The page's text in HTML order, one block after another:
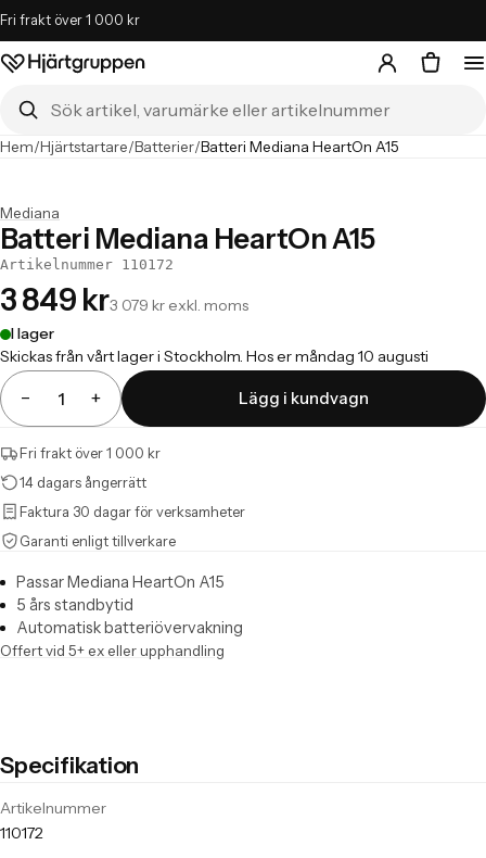
Fri frakt över 1 000 kr
Hjärtgruppen – startsida
Hem/Hjärtstartare/Batterier/Batteri Mediana HeartOn A15
Mediana
Batteri Mediana HeartOn A15
Artikelnummer 110172
3 849 kr3 079 kr exkl. moms
I lager
Skickas från vårt lager i Stockholm. Hos er måndag 10 augusti
− + Lägg i kundvagn
Fri frakt över 1 000 kr
14 dagars ångerrätt
Faktura 30 dagar för verksamheter
Garanti enligt tillverkare
Passar Mediana HeartOn A15
5 års standbytid
Automatisk batteriövervakning
Offert vid 5+ ex eller upphandling
Specifikation
Artikelnummer
110172